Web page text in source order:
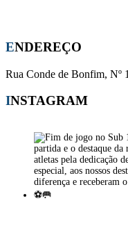
ENDEREÇO
Rua Conde de Bonfim, Nº
INSTAGRAM